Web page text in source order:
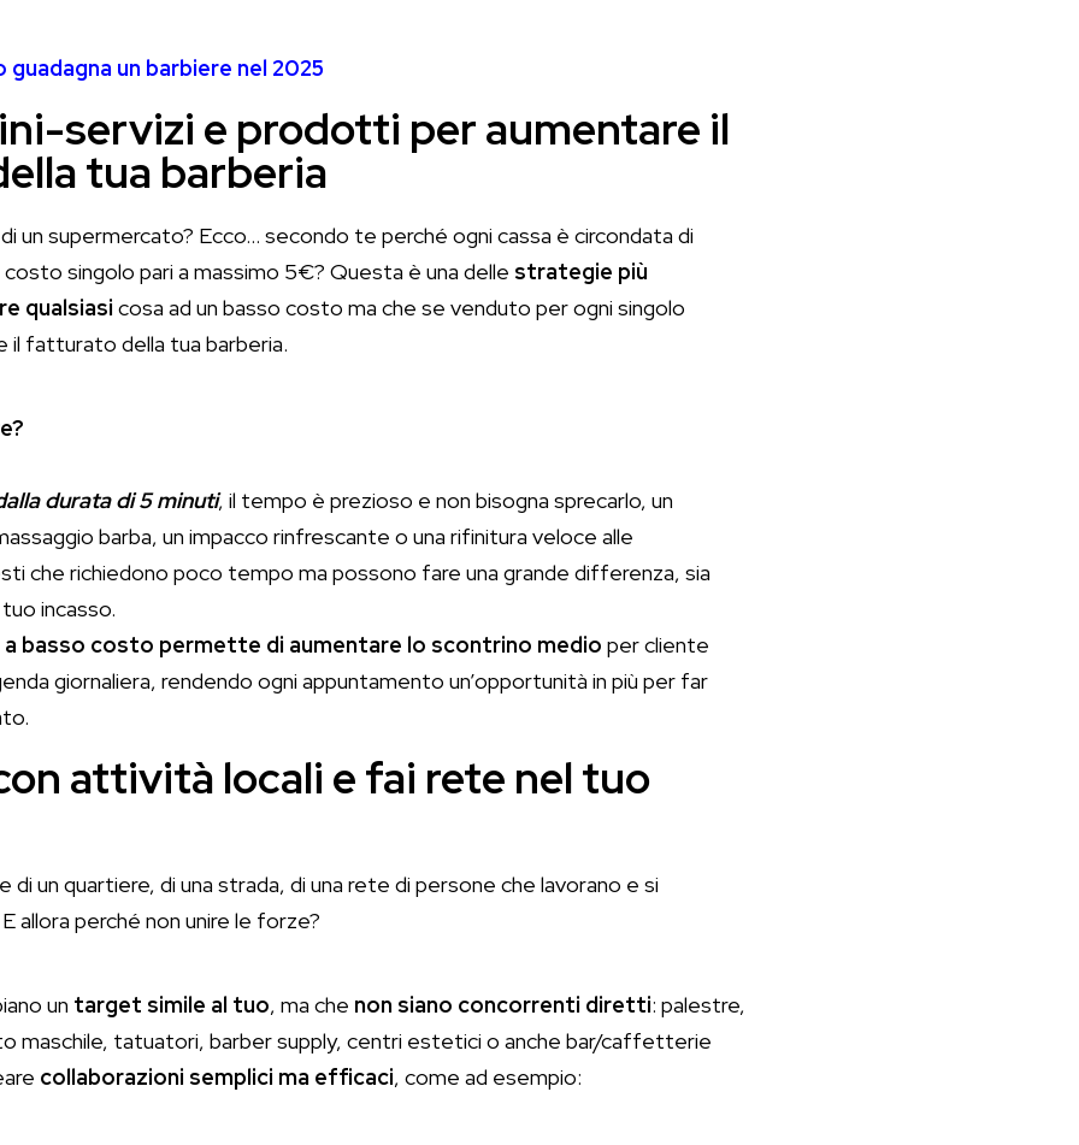
guadagna un barbiere nel 2025
servizi e prodotti per aumentare il
tua barberia
un supermercato? Ecco… secondo te perché ogni cassa è circondata di
singolo pari a massimo 5€? Questa è una delle strategie più
qualsiasi cosa ad un basso costo ma che se venduto per ogni singolo
il fatturato della tua barberia.
durata di 5 minuti, il tempo è prezioso e non bisogna sprecarlo, un
barba, un impacco rinfrescante o una rifinitura veloce alle
che richiedono poco tempo ma possono fare una grande differenza, sia
incasso.
basso costo permette di aumentare lo scontrino medio per cliente
giornaliera, rendendo ogni appuntamento un’opportunità in più per far
attività locali e fai rete nel tuo
di un quartiere, di una strada, di una rete di persone che lavorano e si
allora perché non unire le forze?
un target simile al tuo, ma che non siano concorrenti diretti: palestre,
maschile, tatuatori, barber supply, centri estetici o anche bar/caffetterie
collaborazioni semplici ma efficaci, come ad esempio: